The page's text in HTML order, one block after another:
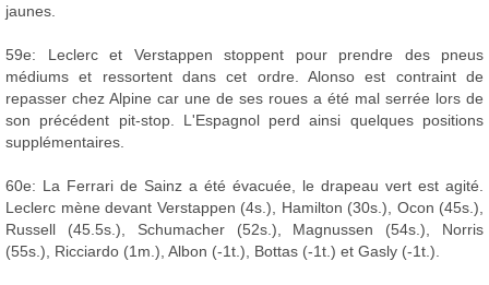
jaunes.
59e: Leclerc et Verstappen stoppent pour prendre des pneus
médiums et ressortent dans cet ordre. Alonso est contraint de
repasser chez Alpine car une de ses roues a été mal serrée lors de
son précédent pit-stop. L'Espagnol perd ainsi quelques positions
supplémentaires.
60e: La Ferrari de Sainz a été évacuée, le drapeau vert est agité.
Leclerc mène devant Verstappen (4s.), Hamilton (30s.), Ocon (45s.),
Russell (45.5s.), Schumacher (52s.), Magnussen (54s.), Norris
(55s.), Ricciardo (1m.), Albon (-1t.), Bottas (-1t.) et Gasly (-1t.).